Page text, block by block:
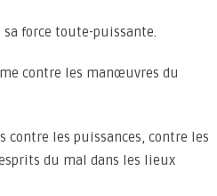
force toute-puissante.
contre les manœuvres du
contre les puissances, contre les
du mal dans les lieux